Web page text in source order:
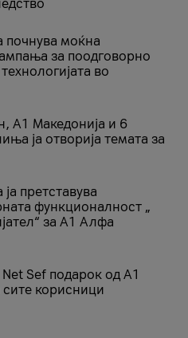
почнува моќна
за поодговорно
во
A1 Македонија и 6
ја отворија темата за
претставува
функционалност „
за А1 Алфа
Sеf подарок од А1
сите корисници